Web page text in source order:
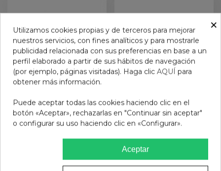
GAFAS PROTECFARMA
GEMINI BALANCE BLACK
+2.00
GAFAS PROTECT
DIAMOND GREEN 2.5
×
Utilizamos cookies propias y de terceros para mejorar
nuestros servicios, con fines analíticos y para mostrarle
publicidad relacionada con sus preferencias en base a un
perfil elaborado a partir de sus hábitos de navegación
(por ejemplo, páginas visitadas). Haga clic AQUÍ para
obtener más información.
Puede aceptar todas las cookies haciendo clic en el
botón «Aceptar», rechazarlas en "Continuar sin aceptar"
o configurar su uso haciendo clic en «Configurar».
Aceptar